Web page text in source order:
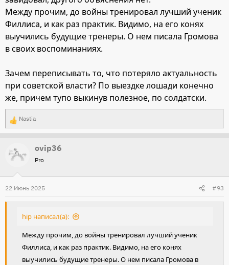
Между прочим, до войны тренировал лучший ученик
Филлиса, и как раз практик. Видимо, на его конях
выучились будущие тренеры. О нем писала Громова
в своих воспоминаниях.
Зачем переписывать то, что потеряло актуальность
при советской власти? По выездке лошади конечно
же, причем тупо выкинув полезное, по солдатски.
Р
е
а
к
и
и
Nastia
ovip36
Pro
22 Июнь 2025 #93
hip написал(а):
Между прочим, до войны тренировал лучший ученик
Филлиса, и как раз практик. Видимо, на его конях
выучились будущие тренеры. О нем писала Громова в